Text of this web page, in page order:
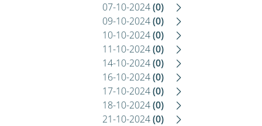
07-10-2024(0)
09-10-2024(0)
10-10-2024(0)
11-10-2024(0)
14-10-2024(0)
16-10-2024(0)
17-10-2024(0)
18-10-2024(0)
21-10-2024(0)